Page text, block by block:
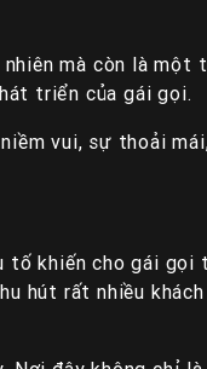
mà còn là một
triển của gái gọi.
vui, sự thoải
khiến cho gái gọi
hút rất nhiều